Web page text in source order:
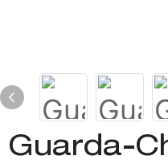
Guarda-